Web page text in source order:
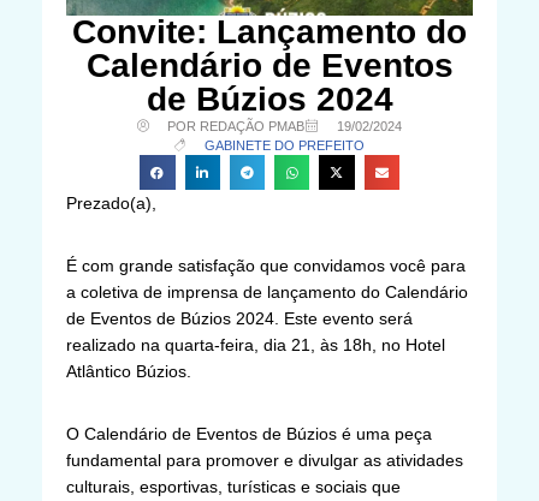
Convite: Lançamento do
Calendário de Eventos
de Búzios 2024
POR REDAÇÃO PMAB
19/02/2024
GABINETE DO PREFEITO
Prezado(a),
É com grande satisfação que convidamos você para
a coletiva de imprensa de lançamento do Calendário
de Eventos de Búzios 2024. Este evento será
realizado na quarta-feira, dia 21, às 18h, no Hotel
Atlântico Búzios.
O Calendário de Eventos de Búzios é uma peça
fundamental para promover e divulgar as atividades
culturais, esportivas, turísticas e sociais que